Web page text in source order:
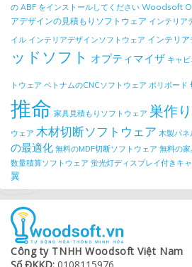
の ABF をインストールしてください Woodsoft
アデザインの見積もりソフトウェア インテリア
イル インテリアデザインソフトウェア インテリ
ッドソフト オプティマイザ キャ
トウェア ベトナムのCNCソフトウェア ポリボード
推命 家具見積もりソフトウェア 巣作り
ウェア 木材切断ソフトウェア 木製パネ
の最適化 無料のMDF切断ソフトウェア 無料の
数量積算ソフトウェア 蛍光灯ディスプレイ付きキ
翼
Công ty TNHH Woodsoft Việt Nam
Số ĐKKD: 0108115976